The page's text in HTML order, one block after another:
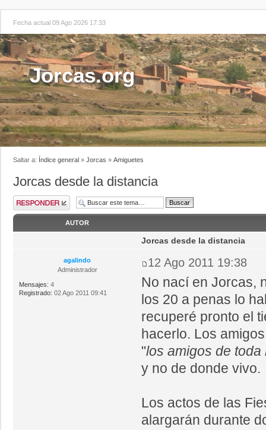
Fecha actual 09 Ago 2026 17:33
Jorcas.org
Saltar a: Índice general » Jorcas » Amiguetes
Jorcas desde la distancia
AUTOR
agalindo
Administrador
Mensajes: 4
Registrado: 02 Ago 2011 09:41
Jorcas desde la distancia
12 Ago 2011 19:38
No nací en Jorcas,
los 20 a penas lo
recuperé pronto el
hacerlo. Los
"los amigos de toda
y no de donde vivo.
Los actos de las
alargarán durante